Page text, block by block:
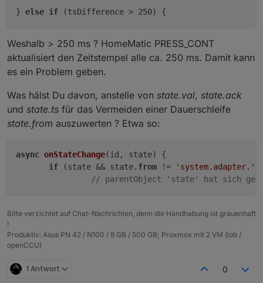
} else if (tsDifference > 250) {
Weshalb > 250 ms ? HomeMatic PRESS_CONT
aktualisiert den Zeitstempel alle ca. 250 ms. Damit kann
es ein Problem geben.
Was hälst Du davon, anstelle von state.val, state.ack
und state.ts für das Vermeiden einer Dauerschleife
state.from auszuwerten ? Etwa so:
async onStateChange( id, state)
{
if (state && state. from != 'system.adapter.'
// parentObject 'state' hat sich
Bitte verzichtet auf Chat-Nachrichten, denn die Handhabung ist grauenhaft
!
Produktiv: Asus PN 42 / N100 / 8 GB / 500 GB; Proxmox mit 2 VM (iob /
openCCU)
1 Antwort 0